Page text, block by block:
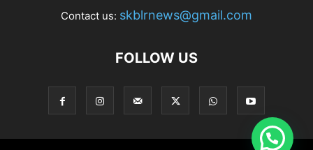
Contact us: skblrnews@gmail.com
FOLLOW US